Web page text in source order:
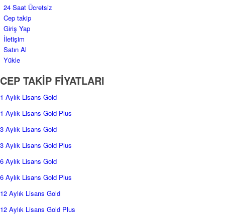
24 Saat Ücretsiz
Cep takip
Giriş Yap
İletişim
Satın Al
Yükle
CEP TAKİP FİYATLARI
1 Aylık Lisans Gold
1 Aylık Lisans Gold Plus
3 Aylık Lisans Gold
3 Aylık Lisans Gold Plus
6 Aylık Lisans Gold
6 Aylık Lisans Gold Plus
12 Aylık Lisans Gold
12 Aylık Lisans Gold Plus